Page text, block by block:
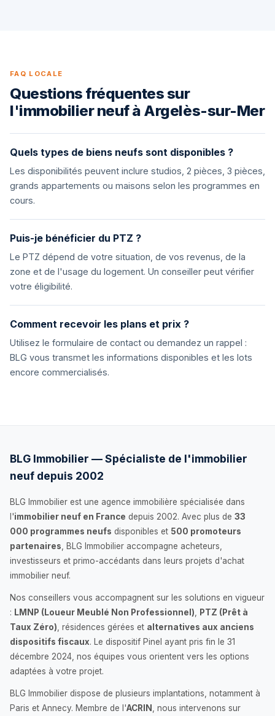
FAQ LOCALE
Questions fréquentes sur
l'immobilier neuf à Argelès-sur-Mer
Quels types de biens neufs sont disponibles ?
Les disponibilités peuvent inclure studios, 2 pièces, 3 pièces,
grands appartements ou maisons selon les programmes en
cours.
Puis-je bénéficier du PTZ ?
Le PTZ dépend de votre situation, de vos revenus, de la
zone et de l'usage du logement. Un conseiller peut vérifier
votre éligibilité.
Comment recevoir les plans et prix ?
Utilisez le formulaire de contact ou demandez un rappel :
BLG vous transmet les informations disponibles et les lots
encore commercialisés.
BLG Immobilier — Spécialiste de l'immobilier
neuf depuis 2002
BLG Immobilier est une agence immobilière spécialisée dans
l'immobilier neuf en France depuis 2002. Avec plus de 33
000 programmes neufs disponibles et 500 promoteurs
partenaires , BLG Immobilier accompagne acheteurs,
investisseurs et primo-accédants dans leurs projets d'achat
immobilier neuf.
Nos conseillers vous accompagnent sur les solutions en vigueur
: LMNP (Loueur Meublé Non Professionnel)
PTZ (Prêt à
Taux Zéro) , résidences gérées et alternatives aux anciens
dispositifs fiscaux. Le dispositif Pinel ayant pris fin le 31
décembre 2024, nos équipes vous orientent vers les options
adaptées à votre projet.
BLG Immobilier dispose de plusieurs implantations, notamment à
Paris et Annecy. Membre de l'ACRIN
, nous intervenons sur